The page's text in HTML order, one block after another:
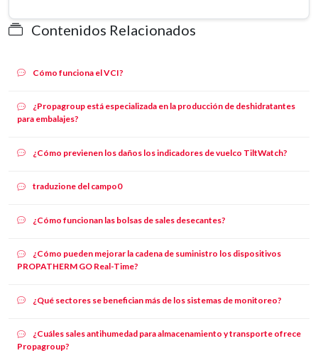
Contenidos Relacionados
Cómo funciona el VCI?
¿Propagroup está especializada en la producción de deshidratantes
para embalajes?
¿Cómo previenen los daños los indicadores de vuelco TiltWatch?
traduzione del campo0
¿Cómo funcionan las bolsas de sales desecantes?
¿Cómo pueden mejorar la cadena de suministro los dispositivos
PROPATHERM GO Real-Time?
¿Qué sectores se benefician más de los sistemas de monitoreo?
¿Cuáles sales antihumedad para almacenamiento y transporte ofrece
Propagroup?